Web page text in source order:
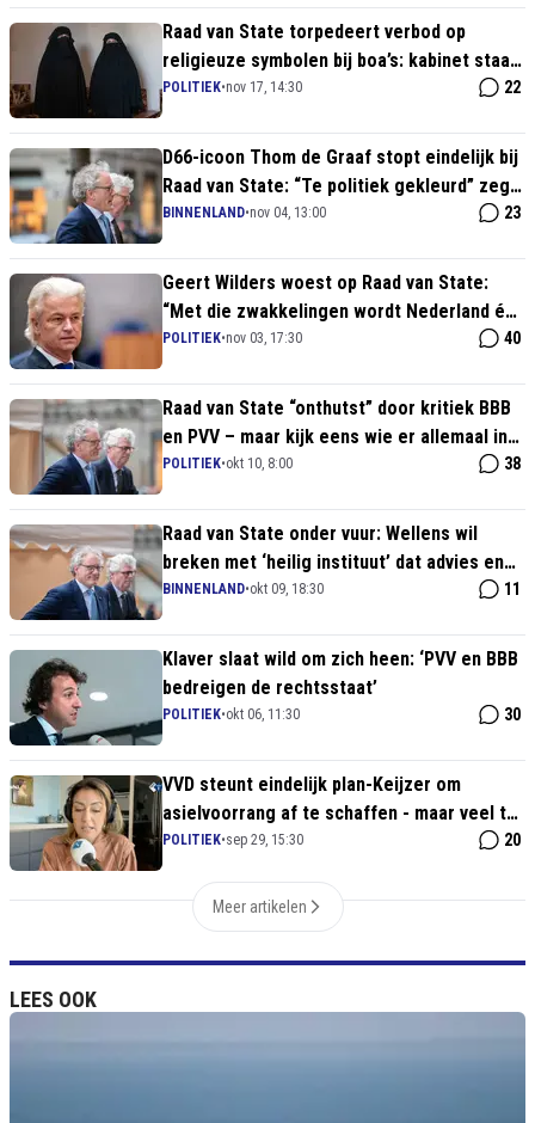
Raad van State torpedeert verbod op
religieuze symbolen bij boa’s: kabinet staat
met lege handen
POLITIEK•nov 17, 14:30 22
D66-icoon Thom de Graaf stopt eindelijk bij
Raad van State: “Te politiek gekleurd” zegt
Van der Plas terecht
BINNENLAND•nov 04, 13:00 23
Geert Wilders woest op Raad van State:
“Met die zwakkelingen wordt Nederland één
groot illegalennest”
POLITIEK•nov 03, 17:30 40
Raad van State “onthutst” door kritiek BBB
en PVV – maar kijk eens wie er allemaal in
zitten…
POLITIEK•okt 10, 8:00 38
Raad van State onder vuur: Wellens wil
breken met ‘heilig instituut’ dat advies en
rechtspraak verwart
BINNENLAND•okt 09, 18:30 11
Klaver slaat wild om zich heen: ‘PVV en BBB
bedreigen de rechtsstaat’
POLITIEK•okt 06, 11:30 30
VVD steunt eindelijk plan-Keijzer om
asielvoorrang af te schaffen - maar veel te
laat
POLITIEK•sep 29, 15:30 20
Meer artikelen
LEES OOK